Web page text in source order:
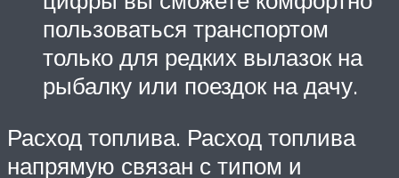
пользоваться транспортом
только для редких вылазок на
рыбалку или поездок на дачу.
Расход топлива. Расход топлива
напрямую связан с типом и